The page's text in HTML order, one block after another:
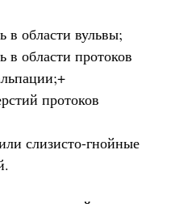
в области вульвы;
в области протоков
протоков
слизисто-гнойные